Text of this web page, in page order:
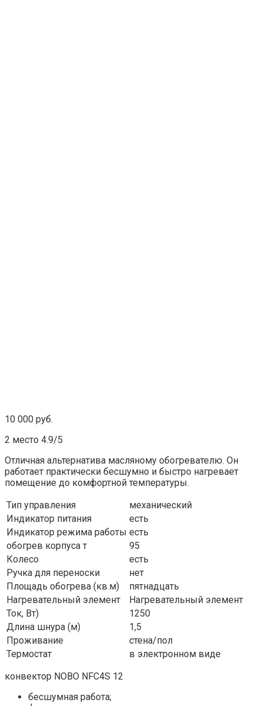
10 000 руб.
2 место 4.9/5
Отличная альтернатива масляному обогревателю. Он
работает практически бесшумно и быстро нагревает
помещение до комфортной температуры.
Тип управления
механический
Индикатор питания
есть
Индикатор режима работы есть
обогрев корпуса т
95
Колесо
есть
Ручка для переноски
нет
Площадь обогрева (кв.м)
пятнадцать
Нагревательный элемент
Нагревательный элемент
Ток, Вт)
1250
Длина шнура (м)
1,5
Проживание
стена/пол
Термостат
в электронном виде
конвектор NOBO NFC4S 12
бесшумная работа;